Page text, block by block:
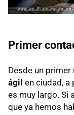
Primer
Desde un
ágil en ciudad, a
es muy largo. Si
que ya hemos